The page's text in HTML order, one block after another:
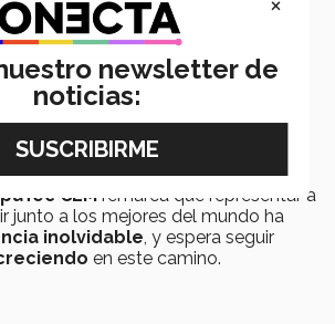
tu potencial. Todo es
esfuerzas por lo que te
CEM remarca que representar a
junto a los mejores del mundo ha
inolvidable, y espera seguir
en este camino.
newsletter de
noticias: